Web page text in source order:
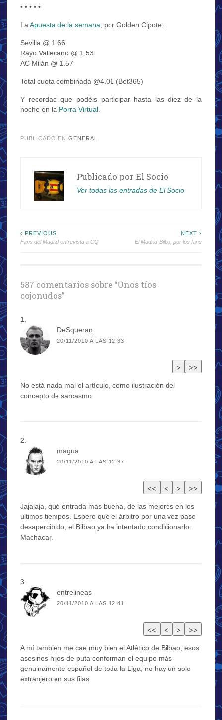
• • • • •
La Apuesta de la semana , por Golden Cipote:
Sevilla @ 1.66
Rayo Vallecano @ 1.53
AC Milán @ 1.57
Total cuota combinada @4.01 (Bet365)
Y recordad que podéis participar hasta las diez de la
noche en la Porra Virtual
PUBLICADO EN GENERAL
Publicado por El Socio
Ver todas las entradas de El Socio
Navegación
‹ PREVIOUS
Fans del Madrid entrevista a CQ
NEXT ›
El Madrid-Bilbo, por los fans
587 comentarios sobre “Unos tíos
cojonudos”
DeSqueran
20/11/2010 A LAS 12:33
No está nada mal el artículo, como ilustración del
concepto de sarcasmo.
magua
20/11/2010 A LAS 12:37
Jajajaja, qué entrada más buena, de las mejores en los
últimos tiempos. Espero que el árbitro por una vez pase
desapercibido, el Bilbao ya ha intentado condicionarlo.
Machacar.
entrelineas
20/11/2010 A LAS 12:41
A mí también me cae muy bien el Atlético de Bilbao, esos
asesinos hijos de puta conforman el equipo más
genuinamente español de toda la Liga, no hay un solo
extranjero en sus filas.